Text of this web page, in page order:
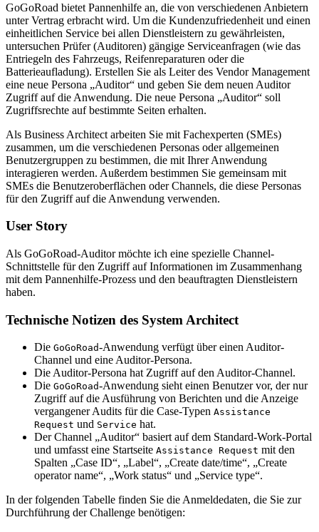
GoGoRoad bietet Pannenhilfe an, die von verschiedenen Anbietern
unter Vertrag erbracht wird. Um die Kundenzufriedenheit und einen
einheitlichen Service bei allen Dienstleistern zu gewährleisten,
untersuchen Prüfer (Auditoren) gängige Serviceanfragen (wie das
Entriegeln des Fahrzeugs, Reifenreparaturen oder die
Batterieaufladung). Erstellen Sie als Leiter des Vendor Management
eine neue Persona „Auditor“ und geben Sie dem neuen Auditor
Zugriff auf die Anwendung. Die neue Persona „Auditor“ soll
Zugriffsrechte auf bestimmte Seiten erhalten.
Als Business Architect arbeiten Sie mit Fachexperten (SMEs)
zusammen, um die verschiedenen Personas oder allgemeinen
Benutzergruppen zu bestimmen, die mit Ihrer Anwendung
interagieren werden. Außerdem bestimmen Sie gemeinsam mit
SMEs die Benutzeroberflächen oder Channels, die diese Personas
für den Zugriff auf die Anwendung verwenden.
User Story
Als GoGoRoad-Auditor möchte ich eine spezielle Channel-
Schnittstelle für den Zugriff auf Informationen im Zusammenhang
mit dem Pannenhilfe-Prozess und den beauftragten Dienstleistern
haben.
Technische Notizen des System Architect
Die GoGoRoad-Anwendung verfügt über einen Auditor-
Channel und eine Auditor-Persona.
Die Auditor-Persona hat Zugriff auf den Auditor-Channel.
Die GoGoRoad-Anwendung sieht einen Benutzer vor, der nur
Zugriff auf die Ausführung von Berichten und die Anzeige
vergangener Audits für die Case-Typen Assistance
Request und Service hat.
Der Channel „Auditor“ basiert auf dem Standard-Work-Portal
und umfasst eine Startseite Assistance Request mit den
Spalten „Case ID“, „Label“, „Create date/time“, „Create
operator name“, „Work status“ und „Service type“.
In der folgenden Tabelle finden Sie die Anmeldedaten, die Sie zur
Durchführung der Challenge benötigen: